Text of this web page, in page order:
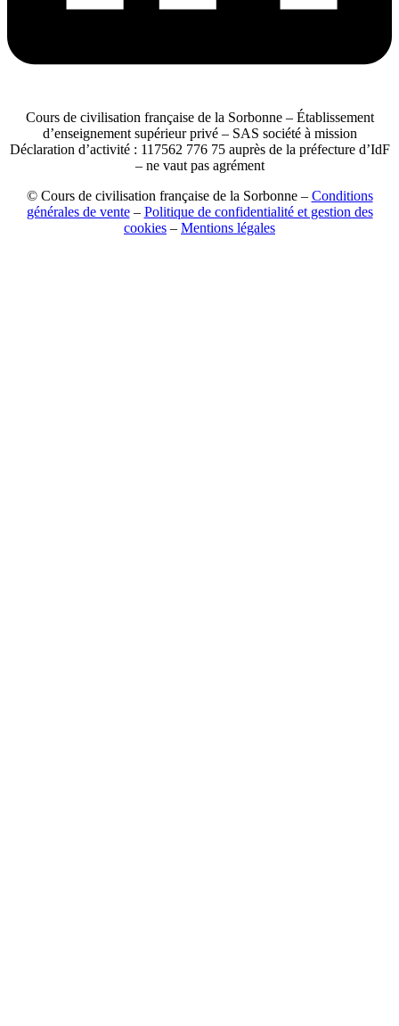
Cours de civilisation française de la Sorbonne – Établissement
d’enseignement supérieur privé – SAS société à mission
Déclaration d’activité : 117562 776 75 auprès de la préfecture d’IdF
– ne vaut pas agrément
© Cours de civilisation française de la Sorbonne – Conditions
générales de vente– Politique de confidentialité et gestion des
cookies – Mentions légales